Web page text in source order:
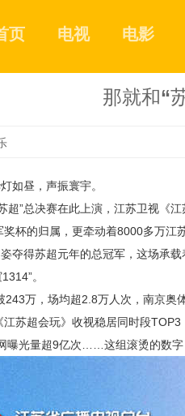
页 电视 电影
那就和“
如昼，声振寰宇。
”总决赛在此上演，江苏卫视《
杯的归属，更牵动着8000多万江
姿夺得苏超元年的总冠军，这场承
。
243万，场均超2.8万人次，南京奥
苏超会玩》收视稳居同时段
曝光量超9亿次……这组滚烫的数